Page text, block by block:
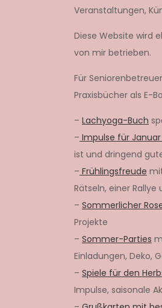
Veranstaltungen,
Diese Website wird
von mir betrieben.
Für
Praxisbücher als E-
– Lachyoga-Buch
– Impulse für
ist und dringend
– Frühlingsfreude
Rätseln, einer Rallye
– Sommerlicher
Projekte
– Sommer-Parties
Einladungen, Deko,
– Spiele für den
Impulse, saisonale